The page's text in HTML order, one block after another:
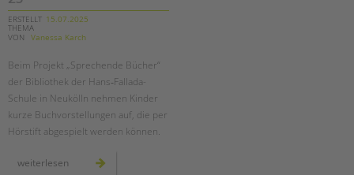
ERSTELLT 15.07.2025
THEMA
VON
Vanessa Karch
Beim Projekt „Sprechende Bücher“
der Bibliothek der Hans‑Fallada-
Schule in Neukölln nehmen Kinder
kurze Buchvorstellungen auf, die per
Hörstift abgespielt werden können.
weiterlesen